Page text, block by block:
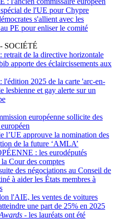
de l'UE pour Chypre
s'allient avec les
PE pour enliser le comité
SOCIÉTÉ
retrait de la directive horizontale
apporte des éclaircissements aux
l'édition 2025 de la carte 'arc-en-
lesbienne et gay alerte sur un
européenne sollicite des
l’UE approuve la nomination des
de la future ‘AMLA’
: les eurodéputés
Cour des comptes
des négociations au Conseil de
à aider les États membres à
l'AIE, les ventes de voitures
une part de 25% en 2025
- les lauréats ont été